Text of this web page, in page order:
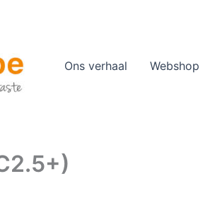
Ons verhaal Webshop